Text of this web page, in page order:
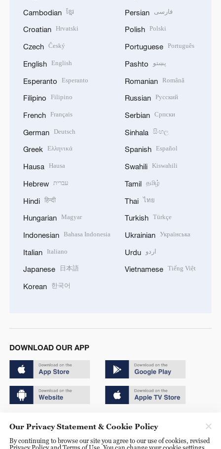
Cambodian ខ្មែរ
Croatian Hrvatski
Czech Český
English English
Esperanto Esperanto
Filipino Filipino
French Français
German Deutsch
Greek Ελληνικά
Hausa Hausa
Hebrew עברית
Hindi हिन्दी
Hungarian Magyar
Indonesian Bahasa Indonesia
Italian Italiano
Japanese 日本語
Korean 한국어
Persian فارسی
Polish Polski
Portuguese Português
Pashto پښتو
Romanian Română
Russian Русский
Serbian Српски
Sinhala සිංහල
Spanish Español
Swahili Kiswahili
Tamil தமிழ்
Thai ไทย
Turkish Türkçe
Ukrainian Українська
Urdu اردو
Vietnamese Tiếng Việt
DOWNLOAD OUR APP
京ICP备20000184号
Our Privacy Statement & Cookie Policy
By continuing to browse our site you agree to our use of cookies, revised
Privacy Policy and Terms of Use. You can change your cookie settings